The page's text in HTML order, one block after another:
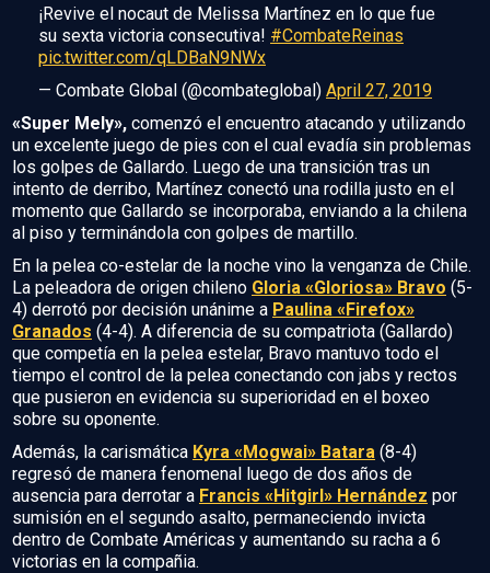
¡Revive el nocaut de Melissa Martínez en lo que fue
su sexta victoria consecutiva! #CombateReinas
pic.twitter.com/qLDBaN9NWx
— Combate Global (@combateglobal) April 27, 2019
«Super Mely», comenzó el encuentro atacando y utilizando
un excelente juego de pies con el cual evadía sin problemas
los golpes de Gallardo. Luego de una transición tras un
intento de derribo, Martínez conectó una rodilla justo en el
momento que Gallardo se incorporaba, enviando a la chilena
al piso y terminándola con golpes de martillo.
En la pelea co-estelar de la noche vino la venganza de Chile.
La peleadora de origen chileno Gloria «Gloriosa» Bravo (5-
4) derrotó por decisión unánime a Paulina «Firefox»
Granados (4-4). A diferencia de su compatriota (Gallardo)
que competía en la pelea estelar, Bravo mantuvo todo el
tiempo el control de la pelea conectando con jabs y rectos
que pusieron en evidencia su superioridad en el boxeo
sobre su oponente.
Además, la carismática Kyra «Mogwai» Batara (8-4)
regresó de manera fenomenal luego de dos años de
ausencia para derrotar a Francis «Hitgirl» Hernández por
sumisión en el segundo asalto, permaneciendo invicta
dentro de Combate Américas y aumentando su racha a 6
victorias en la compañia.